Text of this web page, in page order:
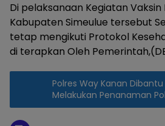
Di pelaksanaan Kegiatan Vaksin
Kabupaten Simeulue tersebut
tetap mengikuti Protokol
di terapkan Oleh
Polres Way Kanan
Melakukan Penanaman
Tanah Polri Terletak pada